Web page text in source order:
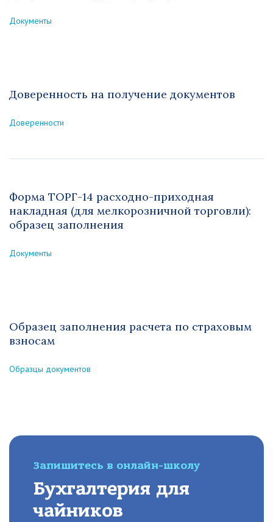
Документы
Доверенность на получение документов
Доверенности
Форма ТОРГ-14 расходно-приходная
накладная (для мелкорозничной торговли):
образец заполнения
Документы
Образец заполнения расчета по страховым
взносам
Образцы документов
Запишитесь в онлайн-школу
Бухгалтерия для
чайников